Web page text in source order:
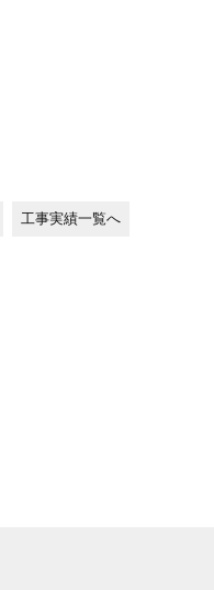
工事実績一覧へ